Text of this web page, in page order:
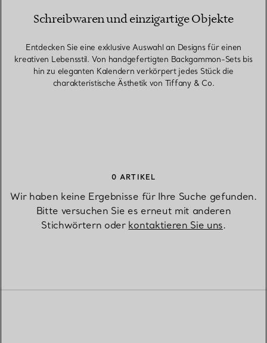
Schreibwaren und einzigartige Objekte
Entdecken Sie eine exklusive Auswahl an Designs für einen
kreativen Lebensstil. Von handgefertigten Backgammon-Sets bis
hin zu eleganten Kalendern verkörpert jedes Stück die
charakteristische Ästhetik von Tiffany & Co.
0 ARTIKEL
Wir haben keine Ergebnisse für Ihre Suche gefunden.
Bitte versuchen Sie es erneut mit anderen
Stichwörtern oder kontaktieren Sie uns.